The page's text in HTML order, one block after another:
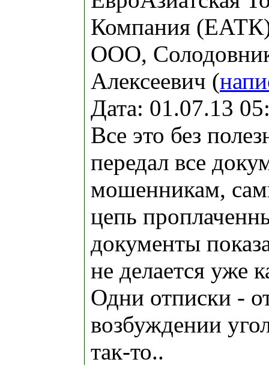
Компания
ООО,
Алексеевич (
Дата: 01.07.13
Все это без
передал все
мошенникам,
цепь
документы
не делается уже
Одни отписки -
возбуждении
так-то..